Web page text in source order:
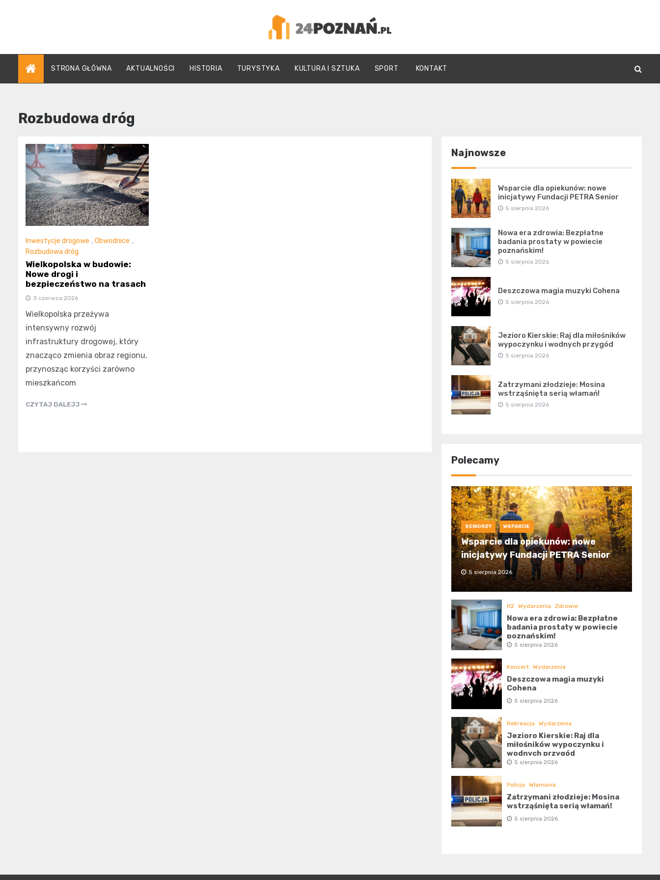
24Poznań.pl
STRONA GŁÓWNA AKTUALNOŚCI HISTORIA TURYSTYKA KULTURA I SZTUKA SPORT KONTAKT
Rozbudowa dróg
Inwestycje drogowe ,Obwodnice ,
Rozbudowa dróg
Wielkopolska w budowie:
Nowe drogi i
bezpieczeństwo na trasach
3 czerwca 2026
Wielkopolska przeżywa
intensywny rozwój
infrastruktury drogowej, który
znacząco zmienia obraz regionu,
przynosząc korzyści zarówno
mieszkańcom
CZYTAJ DALEJJ
Najnowsze
Wsparcie dla opiekunów: nowe
inicjatywy Fundacji PETRA Senior
5 sierpnia 2026
Nowa era zdrowia: Bezpłatne
badania prostaty w powiecie
poznańskim!
5 sierpnia 2026
Deszczowa magia muzyki Cohena
5 sierpnia 2026
Jezioro Kierskie: Raj dla miłośników
wypoczynku i wodnych przygód
5 sierpnia 2026
Zatrzymani złodzieje: Mosina
wstrząśnięta serią włamań!
5 sierpnia 2026
Polecamy
SENIORZY WSPARCIE
Wsparcie dla opiekunów: nowe
inicjatywy Fundacji PETRA Senior
5 sierpnia 2026
H2 Wydarzenia Zdrowie
Nowa era zdrowia: Bezpłatne
badania prostaty w powiecie
poznańskim!
5 sierpnia 2026
Koncert Wydarzenia
Deszczowa magia muzyki
Cohena
5 sierpnia 2026
Rekreacja Wydarzenia
Jezioro Kierskie: Raj dla
miłośników wypoczynku i
wodnych przygód
5 sierpnia 2026
Policja Włamania
Zatrzymani złodzieje: Mosina
wstrząśnięta serią włamań!
5 sierpnia 2026